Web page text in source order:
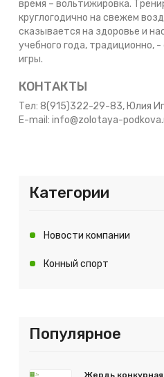
время – вольтижировка.
круглогодично на свежем
сказывается на здоровье и
учебного года, традиционно,
игры.
КОНТАКТЫ
Тел: 8(915)322-29-83, Юлия
E-mail: info@zolotaya-
Категории
Новости компании
Конный спорт
Популярное
Жердь